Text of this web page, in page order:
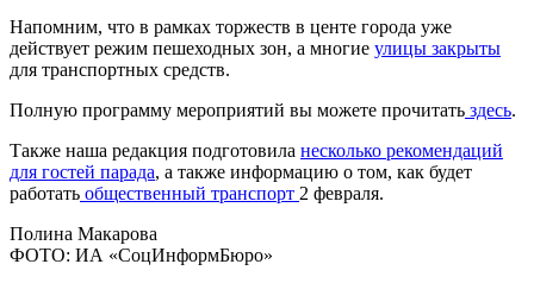
Напомним, что в рамках торжеств в центе города уже
действует режим пешеходных зон, а многие улицы закрыты
для транспортных средств.
Полную программу мероприятий вы можете прочитать здесь.
Также наша редакция подготовила несколько рекомендаций
для гостей парада, а также информацию о том, как будет
работать общественный транспорт 2 февраля.
Полина Макарова
ФОТО: ИА «СоцИнформБюро»